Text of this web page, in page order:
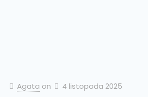
Agata on 4 listopada 2025